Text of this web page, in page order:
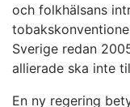
och folkhälsans
Sverige redan
allierade ska inte
En ny regering